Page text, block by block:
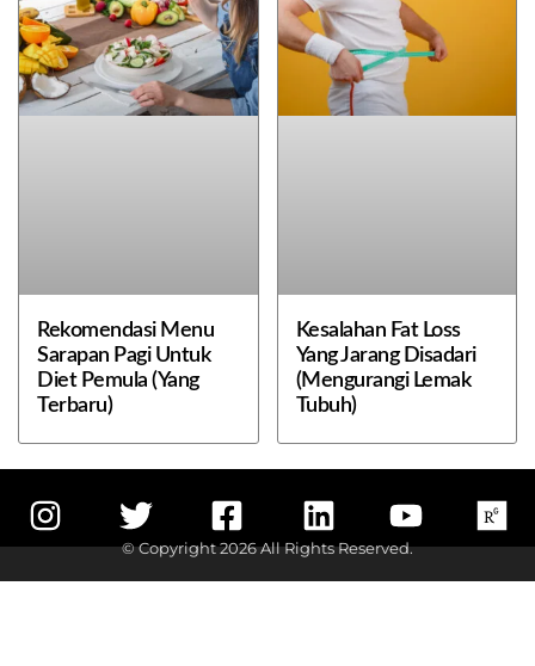
Rekomendasi Menu
Sarapan Pagi Untuk
Diet Pemula (Yang
Terbaru)
Kesalahan Fat Loss
Yang Jarang Disadari
(Mengurangi Lemak
Tubuh)
© Copyright 2026 All Rights Reserved.